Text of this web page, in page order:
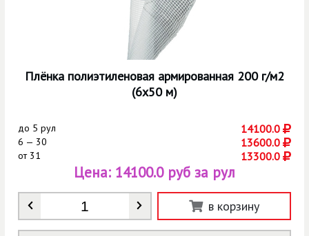
Плёнка полиэтиленовая армированная 200 г/м2
(6х50 м)
до 5 рул 14100.0
6 — 30 13600.0
от31 13300.0
Количество
Цена: 14100.0 руб за рул
в корзину